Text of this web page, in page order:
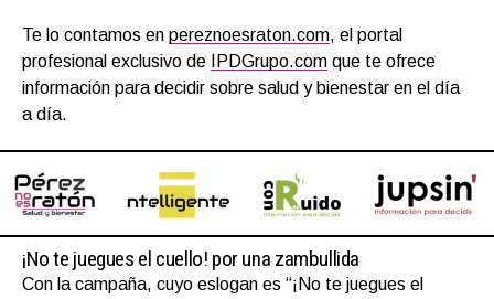
Te lo contamos en pereznoesraton.com, el portal
profesional exclusivo de
IPDGrupo.com que te ofrece
información para decidir sobre salud y bienestar en el día
a día.
¡No te juegues el cuello! por una zambullida
Con la campaña, cuyo eslogan es “¡No te juegues el